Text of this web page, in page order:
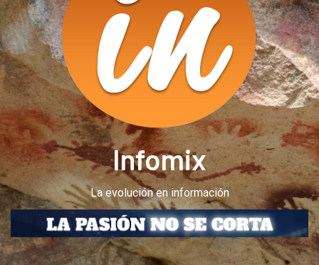
Infomix
La evolución en información